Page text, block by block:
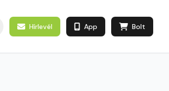
Hírlevél App Bolt